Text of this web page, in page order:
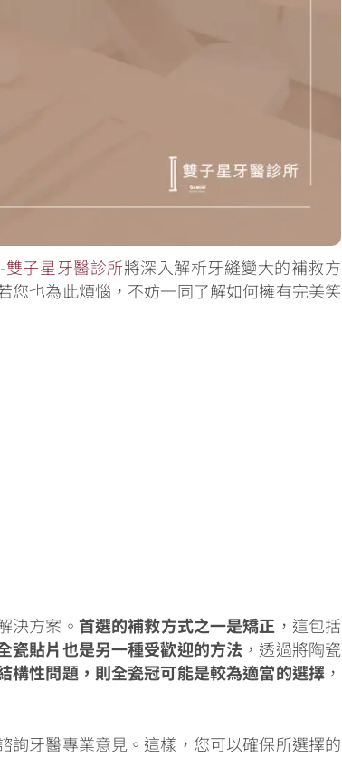
雙子星牙醫診所將深入解析牙縫變大的補救方
您也為此煩惱，不妨一同了解如何擁有完美笑
決方案。 首選的補救方式之一是矯正 ，這包括
瓷貼片也是另一種受歡迎的方法 ，透過將陶瓷
構性問題，則全瓷冠可能是較為適當的選擇 ，
詢牙醫專業意見。這樣，您可以確保所選擇的